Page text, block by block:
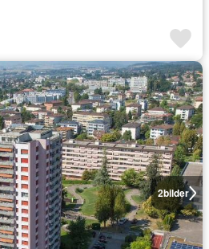
2bilder